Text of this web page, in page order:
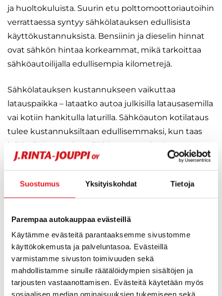
Suostumus Yksityiskohdat Tietoja
Parempaa autokauppaa evästeillä
Käytämme evästeitä parantaaksemme sivustomme
käyttökokemusta ja palveluntasoa. Evästeillä
varmistamme sivuston toimivuuden sekä
mahdollistamme sinulle räätälöidympien sisältöjen ja
tarjousten vastaanottamisen. Evästeitä käytetään myös
sosiaalisen median ominaisuuksien tukemiseen sekä
ja huoltokuluista. Suurin etu polttomoottoriautoihin
verrattaessa syntyy sähkölatauksen edullisista
käyttökustannuksista. Bensiinin ja dieselin hinnat
ovat sähkön hintaa korkeammat, mikä tarkoittaa
sähköautoilijalla edullisempia kilometrejä.
Sähkölatauksen kustannukseen vaikuttaa
latauspaikka – lataatko autoa julkisilla latausasemilla
vai kotiin hankitulla laturilla. Sähköauton kotilataus
tulee kustannuksiltaan edullisemmaksi, kun taas
julkisella latauspisteellä hinnat ovat korkeammat.
lisätietoasähköauton kustannuksista
budjetti
Autovero on poistunut täyssähköautoista 1.1.2022,
jonka vuoksi uuden sähköauton saa nyt
aikaisempaa edullisemmin. Ajoneuvon käytöstä
perittävä vuotuinen ajoneuvovero maksetaan